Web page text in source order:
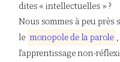
dites « intellectuelles » ?
Nous sommes à peu près
le monopole de laparole
l’apprentissage non-